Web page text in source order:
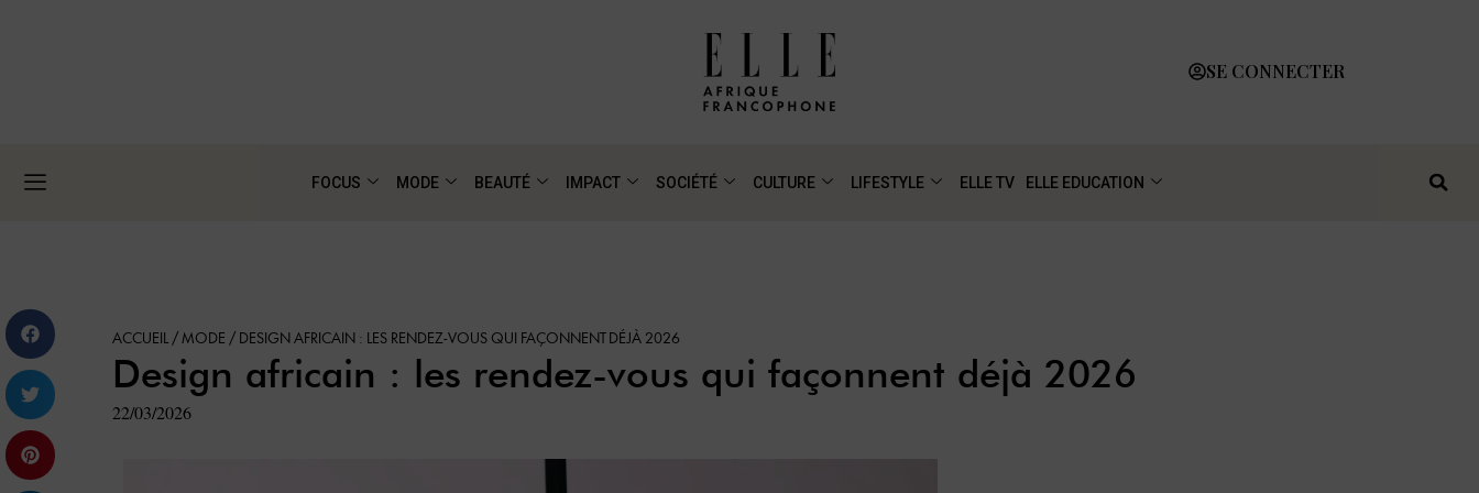
SE CONNECTER
FOCUS MODE BEAUTÉ IMPACT SOCIÉTÉ CULTURE LIFESTYLE ELLE TV ELLE EDUCATION
ACCUEIL / MODE / DESIGN AFRICAIN : LES RENDEZ-VOUS QUI FAÇONNENT DÉJÀ 2026
Design africain : les rendez-vous qui façonnent déjà 2026
22/03/2026